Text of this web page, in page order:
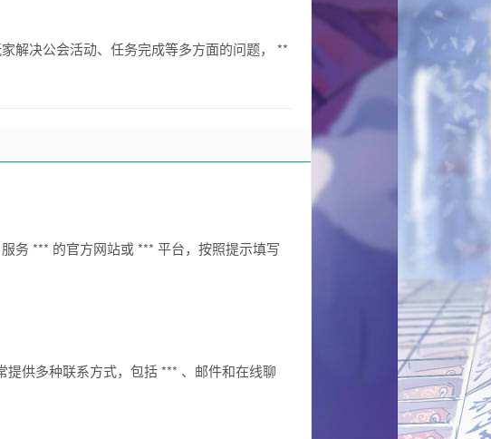
解决公会活动、任务完成等多方面的问题， **
务 *** 的官方网站或 *** 平台，按照提示填写
供多种联系方式，包括 *** 、邮件和在线聊